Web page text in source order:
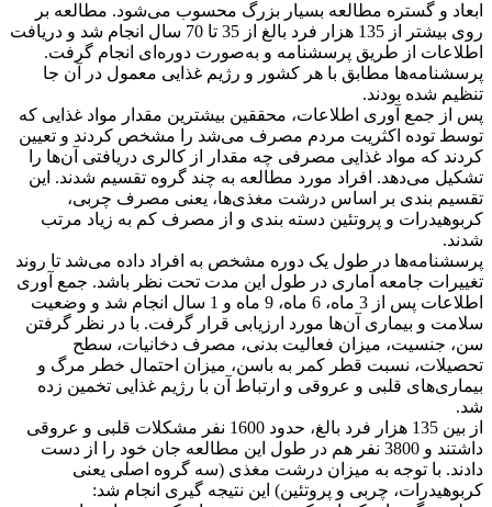
ابعاد و گستره مطالعه بسیار بزرگ محسوب می‌شود. مطالعه بر
روی بیشتر از 135 هزار فرد بالغ از 35 تا 70 سال انجام شد و دریافت
اطلاعات از طریق پرسشنامه و به‌صورت دوره‌ای انجام گرفت.
پرسشنامه‌ها مطابق با هر کشور و رژیم غذایی معمول در آن جا
تنظیم شده بودند.
پس از جمع آوری اطلاعات، محققین بیشترین مقدار مواد غذایی که
توسط توده اکثریت مردم مصرف می‌شد را مشخص کردند و تعیین
کردند که مواد غذایی مصرفی چه مقدار از کالری دریافتی آن‌ها را
تشکیل می‌دهد. افراد مورد مطالعه به چند گروه تقسیم شدند. این
تقسیم بندی بر اساس درشت مغذی‌ها، یعنی مصرف چربی،
کربوهیدرات و پروتئین دسته بندی و از مصرف کم به زیاد مرتب
شدند.
پرسشنامه‌ها در طول یک دوره مشخص به افراد داده می‌شد تا روند
تغییرات جامعه آماری در طول این مدت تحت نظر باشد. جمع آوری
اطلاعات پس از 3 ماه، 6 ماه، 9 ماه و 1 سال انجام شد و وضعیت
سلامت و بیماری آن‌ها مورد ارزیابی قرار گرفت. با در نظر گرفتن
سن، جنسیت، میزان فعالیت بدنی، مصرف دخانیات، سطح
تحصیلات، نسبت قطر کمر به باسن، میزان احتمال خطر مرگ و
بیماری‌های قلبی و عروقی و ارتباط آن با رژیم غذایی تخمین زده
شد.
از بین 135 هزار فرد بالغ، حدود 1600 نفر مشکلات قلبی و عروقی
داشتند و 3800 نفر هم در طول این مطالعه جان خود را از دست
دادند. با توجه به میزان درشت مغذی (سه گروه اصلی یعنی
کربوهیدرات، چربی و پروتئین) این نتیجه گیری انجام شد: